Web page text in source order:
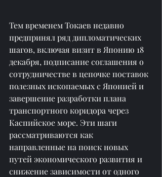
Тем временем Токаев недавно
предпринял ряд дипломатических
шагов, включая визит в Японию 18
декабря, подписание соглашения о
сотрудничестве в цепочке поставок
полезных ископаемых с Японией и
завершение разработки плана
транспортного коридора через
Каспийское море. Эти шаги
рассматриваются как
направленные на поиск новых
путей экономического развития и
снижение зависимости от одного